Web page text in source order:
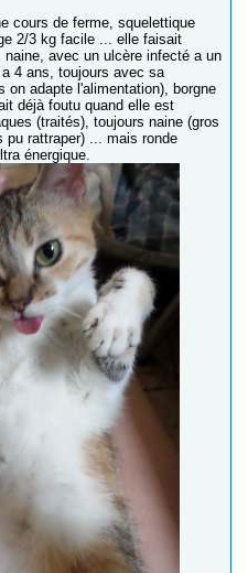
cours de ferme, squelettique
2/3 kg facile ... elle faisait
avec un ulcère infecté a un
4 ans, toujours avec sa
on adapte l'alimentation), borgne
déjà foutu quand elle est
(traités), toujours naine (gros
pu rattraper) ... mais ronde
énergique.